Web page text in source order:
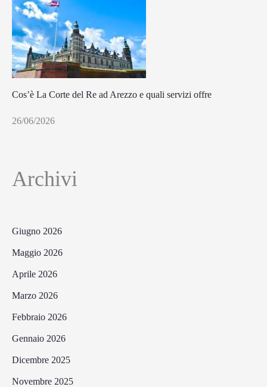
Cos’è La Corte del Re ad Arezzo e quali servizi offre
26/06/2026
Archivi
Giugno 2026
Maggio 2026
Aprile 2026
Marzo 2026
Febbraio 2026
Gennaio 2026
Dicembre 2025
Novembre 2025